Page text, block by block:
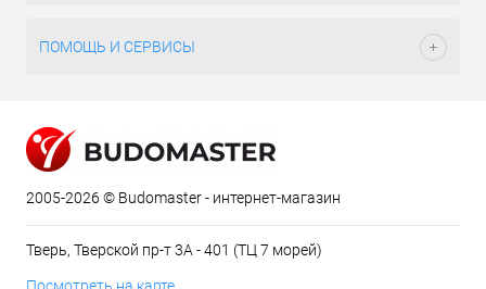
ПОМОЩЬ И СЕРВИСЫ
2005-2026 © Budomaster - интернет-магазин
Тверь, Тверской пр-т 3А - 401 (ТЦ 7 морей)